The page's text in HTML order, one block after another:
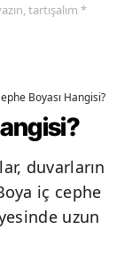
tartışalım *
Boyası Hangisi?
duvarların
iç cephe
uzun